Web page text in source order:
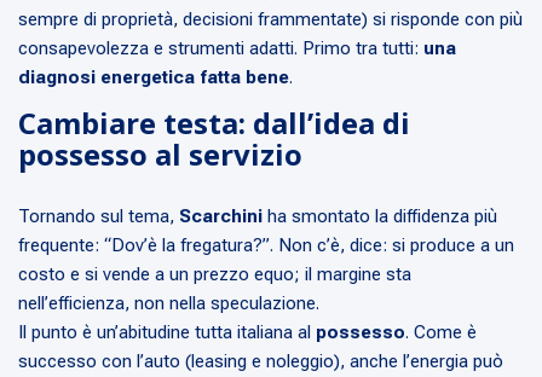
sempre di proprietà, decisioni frammentate) si risponde con più
consapevolezza e strumenti adatti. Primo tra tutti: una
diagnosi energetica fatta bene.
Cambiare testa: dall’idea di
possesso al servizio
Tornando sul tema, Scarchini ha smontato la diffidenza più
frequente: “Dov’è la fregatura?”. Non c’è, dice: si produce a un
costo e si vende a un prezzo equo; il margine sta
nell’efficienza, non nella speculazione.
Il punto è un’abitudine tutta italiana al possesso. Come è
successo con l’auto (leasing e noleggio), anche l’energia può